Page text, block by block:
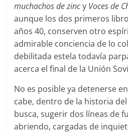
muchachos de zincy Voces de
aunque los dos primeros
años 40, conserven otro
admirable conciencia de lo
debilitada estela todavía
acerca el final de la Unión
No es posible ya detenerse
cabe, dentro de la historia
busca, sugerir dos líneas de
abriendo, cargadas de